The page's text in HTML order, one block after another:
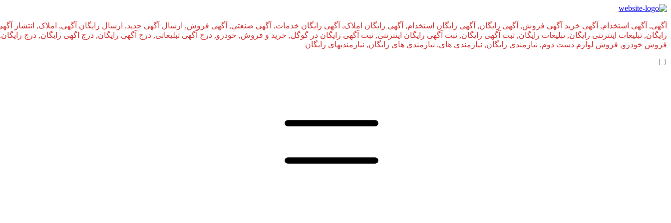
آگهی, آگهی استخدام, آگهی خرید آگهی فروش, آگهی رایگان, آگهی رایگان استخدام, آگهی رایگان املاک, آگهی رایگان خدمات, آگهی صنعتی, آگهی فروش, ارسال آگهی جدید, ارسال رایگان آگهی, املاک, انتشار
رایگان, تبلیغات اینترنتی رایگان, تبلیغات رایگان, ثبت آگهی رایگان, ثبت آگهی رایگان اینترنتی, ثبت آگهی رایگان در گوگل, خرید و فروش, خودرو, درج آگهی تبلیغاتی, درج آگهی رایگان, درج اگهی رایگان, درج
فروش خودرو, فروش لوازم دست دوم, نیازمندی رایگان, نیازمندی های, نیازمندی‌ های رایگان, نیازمندیهای رایگان